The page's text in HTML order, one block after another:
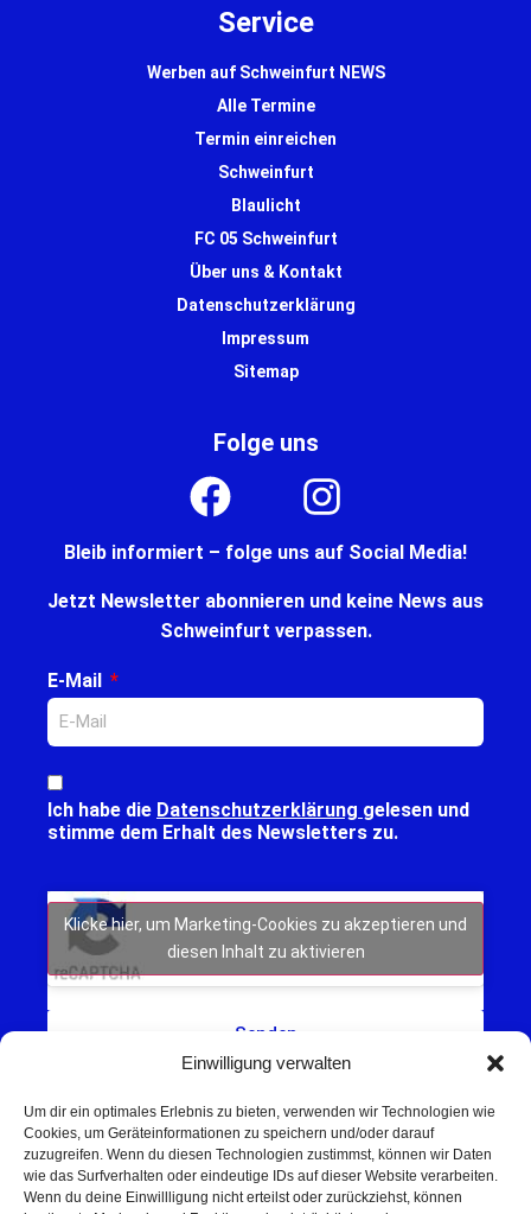
Einwilligung verwalten
Um dir ein optimales Erlebnis zu bieten, verwenden wir Technologien wie
Cookies, um Geräteinformationen zu speichern und/oder darauf
zuzugreifen. Wenn du diesen Technologien zustimmst, können wir Daten
wie das Surfverhalten oder eindeutige IDs auf dieser Website verarbeiten.
Wenn du deine Einwillligung nicht erteilst oder zurückziehst, können
Service
Werben auf Schweinfurt NEWS
Alle Termine
Termin einreichen
Schweinfurt
Blaulicht
FC 05 Schweinfurt
Über uns & Kontakt
Datenschutzerklärung
Impressum
Sitemap
Folge uns
Bleib informiert – folge uns auf Social Media!
Jetzt Newsletter abonnieren und keine News aus
Schweinfurt verpassen.
E-Mail
Ich habe die Datenschutzerklärung gelesen und
stimme dem Erhalt des Newsletters zu.
Klicke hier, um Marketing-Cookies zu akzeptieren und
diesen Inhalt zu aktivieren
Senden